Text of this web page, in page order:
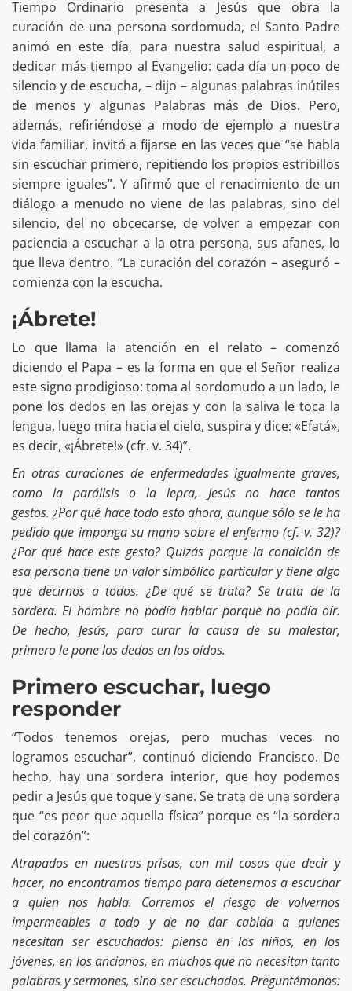
Tiempo Ordinario presenta a Jesús que obra la
curación de una persona sordomuda, el Santo Padre
animó en este día, para nuestra salud espiritual, a
dedicar más tiempo al Evangelio: cada día un poco de
silencio y de escucha, – dijo – algunas palabras inútiles
de menos y algunas Palabras más de Dios. Pero,
además, refiriéndose a modo de ejemplo a nuestra
vida familiar, invitó a fijarse en las veces que “se habla
sin escuchar primero, repitiendo los propios estribillos
siempre iguales”. Y afirmó que el renacimiento de un
diálogo a menudo no viene de las palabras, sino del
silencio, del no obcecarse, de volver a empezar con
paciencia a escuchar a la otra persona, sus afanes, lo
que lleva dentro. “La curación del corazón – aseguró –
comienza con la escucha.
¡Ábrete!
Lo que llama la atención en el relato – comenzó
diciendo el Papa – es la forma en que el Señor realiza
este signo prodigioso: toma al sordomudo a un lado, le
pone los dedos en las orejas y con la saliva le toca la
lengua, luego mira hacia el cielo, suspira y dice: «Efatá»,
es decir, «¡Ábrete!» (cfr. v. 34)”.
En otras curaciones de enfermedades igualmente graves,
como la parálisis o la lepra, Jesús no hace tantos
gestos. ¿Por qué hace todo esto ahora, aunque sólo se le ha
pedido que imponga su mano sobre el enfermo (cf. v. 32)?
¿Por qué hace este gesto? Quizás porque la condición de
esa persona tiene un valor simbólico particular y tiene algo
que decirnos a todos. ¿De qué se trata? Se trata de la
sordera. El hombre no podía hablar porque no podía oír.
De hecho, Jesús, para curar la causa de su malestar,
primero le pone los dedos en los oídos.
Primero escuchar, luego
responder
“Todos tenemos orejas, pero muchas veces no
logramos escuchar”, continuó diciendo Francisco. De
hecho, hay una sordera interior, que hoy podemos
pedir a Jesús que toque y sane. Se trata de una sordera
que “es peor que aquella física” porque es “la sordera
del corazón”:
Atrapados en nuestras prisas, con mil cosas que decir y
hacer, no encontramos tiempo para detenernos a escuchar
a quien nos habla. Corremos el riesgo de volvernos
impermeables a todo y de no dar cabida a quienes
necesitan ser escuchados: pienso en los niños, en los
jóvenes, en los ancianos, en muchos que no necesitan tanto
palabras y sermones, sino ser escuchados. Preguntémonos: